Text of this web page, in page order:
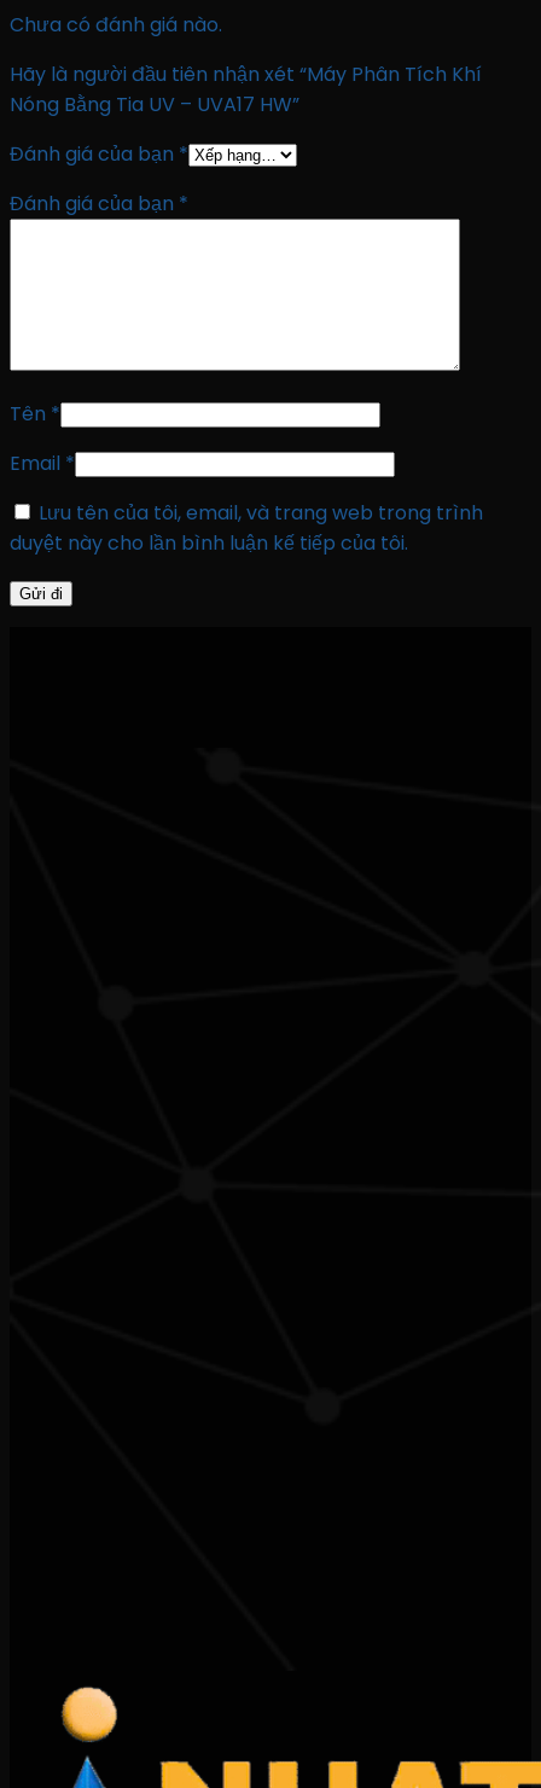
Chưa có đánh giá nào.
Hãy là người đầu tiên nhận xét “Máy Phân Tích Khí
Nóng Bằng Tia UV – UVA17 HW”
Đánh giá của bạn *
Đánh giá của bạn *
Tên *
Email *
Lưu tên của tôi, email, và trang web trong trình
duyệt này cho lần bình luận kế tiếp của tôi.